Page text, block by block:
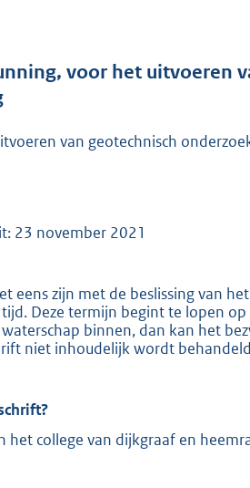
d
r
:
2
0
voor het uitvoeren
van geotechnisch
23 november 2021
eens zijn met de beslissing van
Deze termijn begint te lopen
binnen, dan kan het
niet inhoudelijk wordt
het college van dijkgraaf en